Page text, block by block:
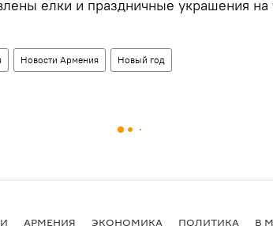
елки и праздничные украшения на
Новости Армения Новый год
АРМЕНИЯ ЭКОНОМИКА ПОЛИТИКА В